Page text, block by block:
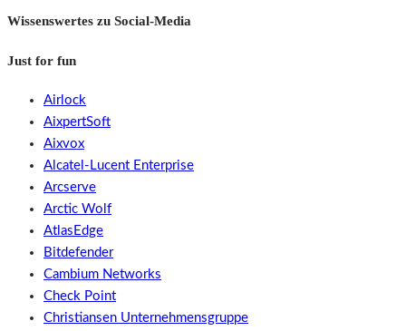
Wissenswertes zu Social-Media
Just for fun
Airlock
AixpertSoft
Aixvox
Alcatel-Lucent Enterprise
Arcserve
Arctic Wolf
AtlasEdge
Bitdefender
Cambium Networks
Check Point
Christiansen Unternehmensgruppe